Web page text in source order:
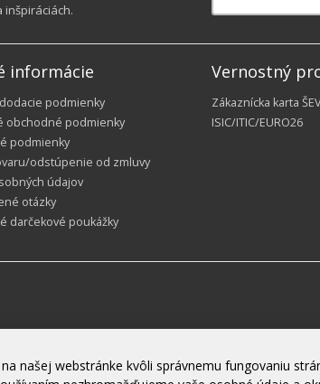
informácie
podmienky
obchodné podmienky
podmienky
odstúpenie od zmluvy
údajov
otázky
darčekové poukážky
Vernostný
Zákaznícka karta
ISIC/ITIC/EURO26
našej webstránke kvôli správnemu fungovaniu